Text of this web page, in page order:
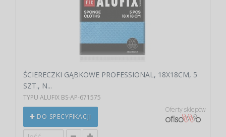
ŚCIERECZKI GĄBKOWE PROFESSIONAL, 18X18CM, 5
SZT., N...
TYPU ALUFIX BS-AP-671575
DO SPECYFIKACJI
Oferty sklepów